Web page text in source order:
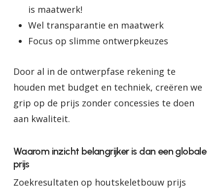
is maatwerk!
Wel transparantie en maatwerk
Focus op slimme ontwerpkeuzes
Door al in de ontwerpfase rekening te
houden met budget en techniek, creëren we
grip op de prijs zonder concessies te doen
aan kwaliteit.
Waarom inzicht belangrijker is dan een globale
prijs
Zoekresultaten op houtskeletbouw prijs